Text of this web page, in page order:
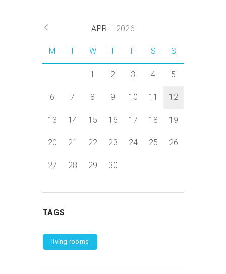
APRIL 2026
M T W T F S S
1 2 3 4 5
6 7 8 9 10 11 12
13 14 15 16 17 18 19
20 21 22 23 24 25 26
27 28 29 30
TAGS
living rooms